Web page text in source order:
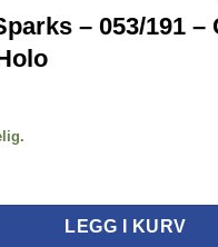
– 053/191 –
- 053/191 - Cetoddle -
LEGG I KURV